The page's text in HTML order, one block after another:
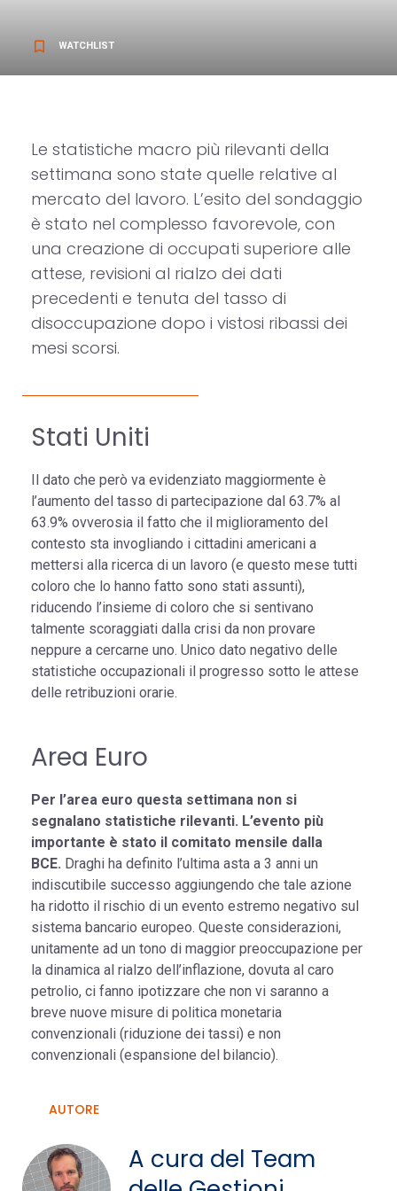
bookmark_border WATCHLIST
Le statistiche macro più rilevanti della
settimana sono state quelle relative al
mercato del lavoro. L’esito del sondaggio
è stato nel complesso favorevole, con
una creazione di occupati superiore alle
attese, revisioni al rialzo dei dati
precedenti e tenuta del tasso di
disoccupazione dopo i vistosi ribassi dei
mesi scorsi.
Stati Uniti
Il dato che però va evidenziato maggiormente è
l’aumento del tasso di partecipazione dal 63.7% al
63.9% ovverosia il fatto che il miglioramento del
contesto sta invogliando i cittadini americani a
mettersi alla ricerca di un lavoro (e questo mese tutti
coloro che lo hanno fatto sono stati assunti),
riducendo l’insieme di coloro che si sentivano
talmente scoraggiati dalla crisi da non provare
neppure a cercarne uno. Unico dato negativo delle
statistiche occupazionali il progresso sotto le attese
delle retribuzioni orarie.
Area Euro
Per l’area euro questa settimana non si
segnalano statistiche rilevanti. L’evento più
importante è stato il comitato mensile dalla
BCE. Draghi ha definito l’ultima asta a 3 anni un
indiscutibile successo aggiungendo che tale azione
ha ridotto il rischio di un evento estremo negativo sul
sistema bancario europeo. Queste considerazioni,
unitamente ad un tono di maggior preoccupazione per
la dinamica al rialzo dell’inflazione, dovuta al caro
petrolio, ci fanno ipotizzare che non vi saranno a
breve nuove misure di politica monetaria
convenzionali (riduzione dei tassi) e non
convenzionali (espansione del bilancio).
AUTORE
A cura del Team